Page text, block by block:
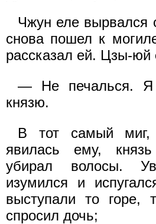
Чжун еле вырвался
снова пошел к
рассказал ей. Цзы-юй
— Не печалься. Я
князю.
В тот самый миг,
явилась ему,
убирал волосы.
изумился и
выступали то горе,
спросил дочь;